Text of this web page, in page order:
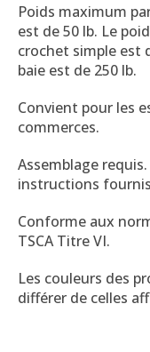
Poids maximum
est de 50 lb. Le
crochet simple est
baie est de 250 lb.
Convient pour les
commerces.
Assemblage
instructions
Conforme aux
TSCA Titre VI.
Les couleurs des
différer de celles